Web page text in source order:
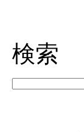
検索